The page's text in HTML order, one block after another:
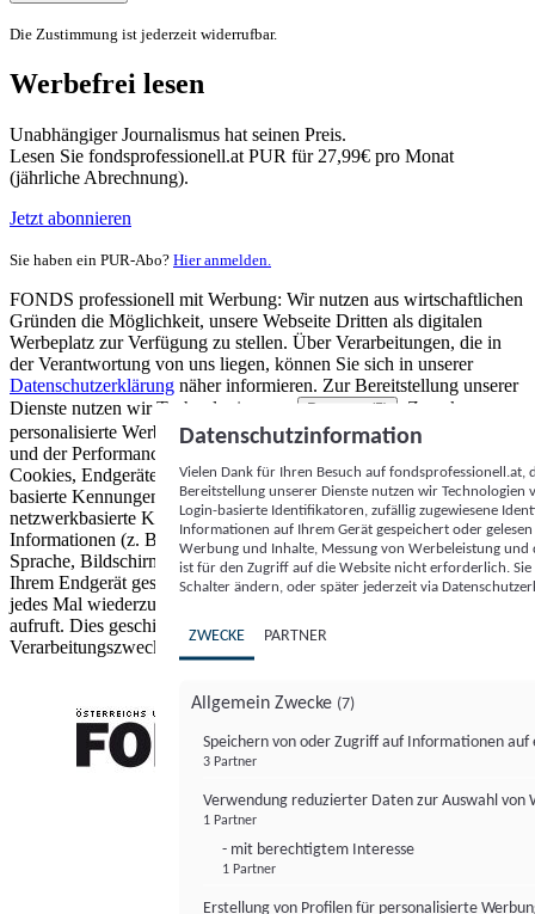
Die Zustimmung ist jederzeit widerrufbar.
Werbefrei lesen
Unabhängiger Journalismus hat seinen Preis.
Lesen Sie fondsprofessionell.at PUR für 27,99€ pro Monat
(jährliche Abrechnung).
Jetzt abonnieren
Sie haben ein PUR-Abo? Hier anmelden.
FONDS professionell mit Werbung: Wir nutzen aus wirtschaftlichen
Gründen die Möglichkeit, unsere Webseite Dritten als digitalen
Werbeplatz zur Verfügung zu stellen. Über Verarbeitungen, die in
der Verantwortung von uns liegen, können Sie sich in unserer
Datenschutzerklärung näher informieren. Zur Bereitstellung unserer
Dienste nutzen wir Technologien von
Partnern (5)
. Zwecke:
personalisierte Werbung und Inhalte, Messung von Werbeleistung
und der Performance von Inhalten sowie Zielgruppenforschung.
Cookies, Endgeräte- oder ähnliche Online-Kennungen (z. B. login-
basierte Kennungen, zufällig generierte Kennungen,
netzwerkbasierte Kennungen) können zusammen mit anderen
Informationen (z. B. Browsertyp und Browserinformationen,
Sprache, Bildschirmgröße, unterstützte Technologien usw.) auf
Ihrem Endgerät gespeichert oder von dort ausgelesen werden, um es
jedes Mal wiederzuerkennen, wenn es eine App oder einer Webseite
aufruft. Dies geschieht für einen oder mehrere der hier aufgeführten
Verarbeitungszwecke.
Datenschutzinformation
Vielen Dank für Ihren Besuch auf
Bereitstellung unserer Dienste nutzen wir Technologien
Login-basierte Identifikatoren, zufällig zugewiesene
Informationen auf Ihrem Gerät gespeichert oder
Werbung und Inhalte, Messung von Werbeleistung
ist für den Zugriff auf die Website nicht erforderlich.
Schalter ändern, oder später jederzeit via
ZWECKE PARTNER
Allgemein Zwecke (7)
Speichern von oder Zugriff auf Informationen auf
3 Partner
Verwendung reduzierter Daten zur Auswahl von
1 Partner
- mit berechtigtem Interesse
1 Partner
Erstellung von Profilen für personalisierte
FONDS professionell